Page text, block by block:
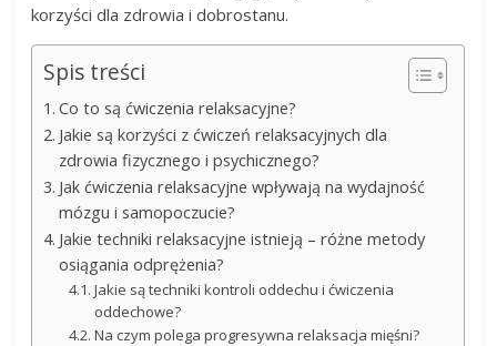
korzyści dla zdrowia i dobrostanu.
Spis treści
Co to są ćwiczenia relaksacyjne?
Jakie są korzyści z ćwiczeń relaksacyjnych dla
zdrowia fizycznego i psychicznego?
Jak ćwiczenia relaksacyjne wpływają na wydajność
mózgu i samopoczucie?
Jakie techniki relaksacyjne istnieją – różne metody
osiągania odprężenia?
Jakie są techniki kontroli oddechu i ćwiczenia
oddechowe?
Na czym polega progresywna relaksacja mięśni?